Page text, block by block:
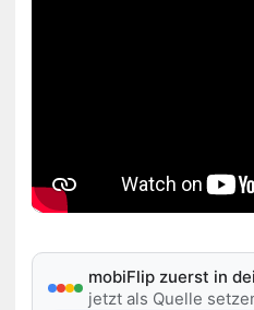
mobiFlip zuerst in
jetzt als Quelle